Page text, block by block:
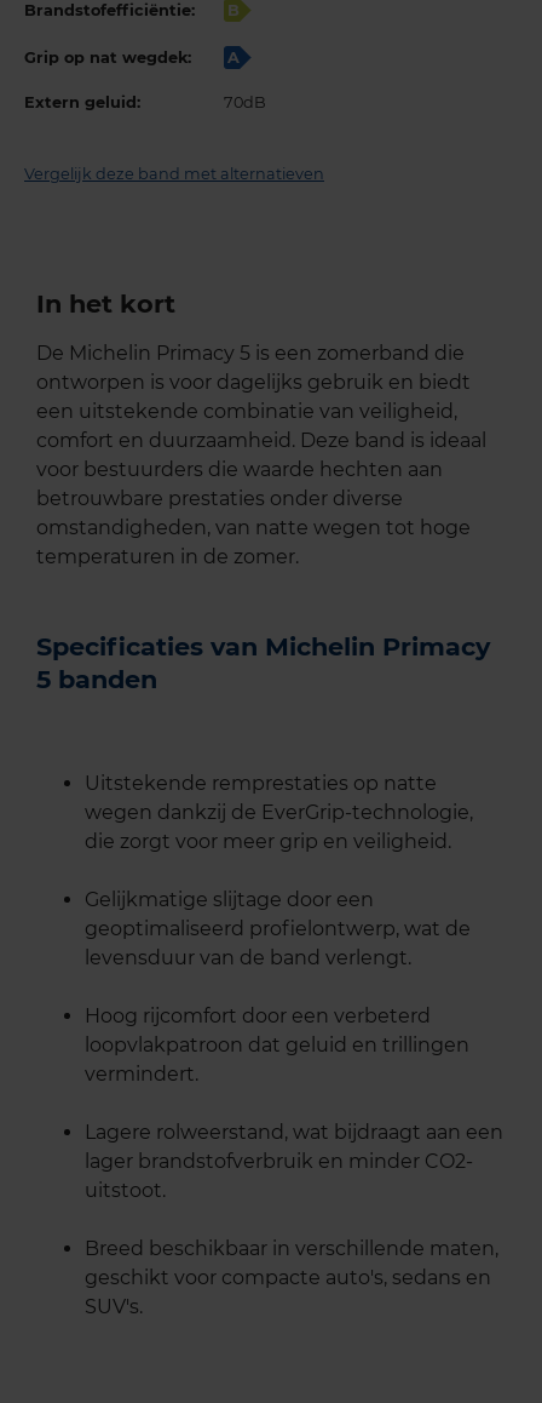
Brandstofefficiëntie: B
Grip op nat wegdek: A
Extern geluid: 70dB
Vergelijk deze band met alternatieven
In het kort
De Michelin Primacy 5 is een zomerband die
ontworpen is voor dagelijks gebruik en biedt
een uitstekende combinatie van veiligheid,
comfort en duurzaamheid. Deze band is ideaal
voor bestuurders die waarde hechten aan
betrouwbare prestaties onder diverse
omstandigheden, van natte wegen tot hoge
temperaturen in de zomer.
Specificaties van Michelin Primacy
5 banden
Uitstekende remprestaties op natte
wegen dankzij de EverGrip-technologie,
die zorgt voor meer grip en veiligheid.
Gelijkmatige slijtage door een
geoptimaliseerd profielontwerp, wat de
levensduur van de band verlengt.
Hoog rijcomfort door een verbeterd
loopvlakpatroon dat geluid en trillingen
vermindert.
Lagere rolweerstand, wat bijdraagt aan een
lager brandstofverbruik en minder CO2-
uitstoot.
Breed beschikbaar in verschillende maten,
geschikt voor compacte auto's, sedans en
SUV's.